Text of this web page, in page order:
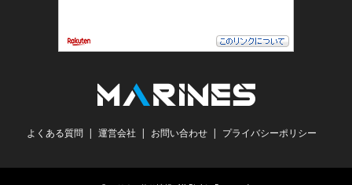
よくある質問 運営会社 お問い合わせ プライバシーポリシー